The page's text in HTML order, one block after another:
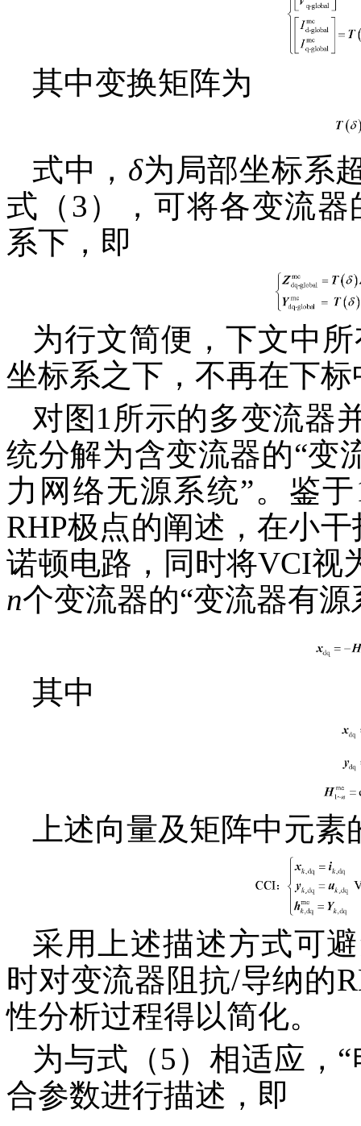
其中变换矩阵为
式中， δ为局部坐标系
式（3），可将各变流
系下，即
为行文简便，下文中
坐标系之下，不再在下标
对图1所示的多变流器
统分解为含变流器的“变
力网络无源系统”。鉴
RHP极点的阐述，在小
诺顿电路，同时将VCI视
n个变流器的“变流器有
其中
上述向量及矩阵中元
采用上述描述方式可
时对变流器阻抗/导纳的
性分析过程得以简化。
为与式（5）相适应，
合参数进行描述，即